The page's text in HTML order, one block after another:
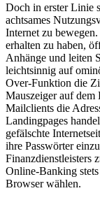
Doch in erster Linie
achtsames
Internet zu
erhalten zu haben,
Anhänge und leiten
leichtsinnig auf
Over-Funktion die
Mauszeiger auf dem
Mailclients die
Landingpages
gefälschte
ihre Passwörter
Finanzdienstleisters
Online-Banking
Browser wählen.